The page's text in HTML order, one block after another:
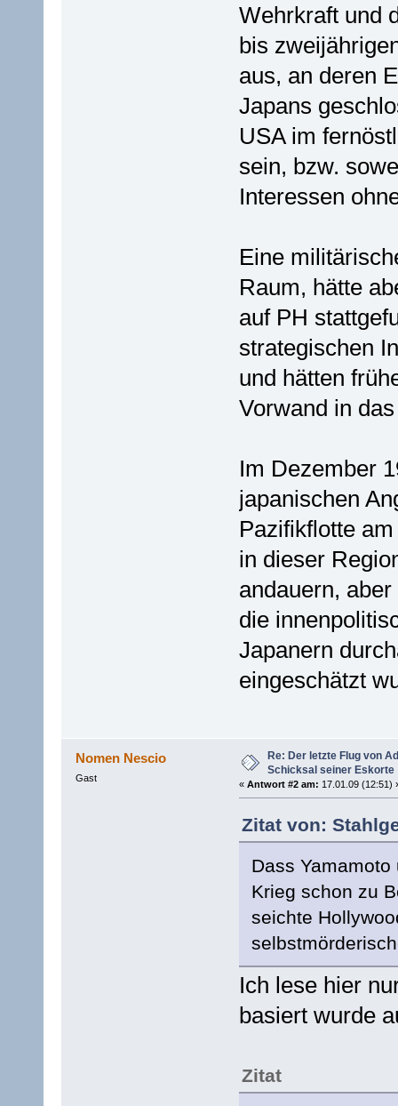
Wehrkraft und
bis
aus, an deren
Japans
USA im
sein, bzw.
Interessen
Eine
Raum, hätte
auf PH
strategischen
und hätten
Vorwand in
Im Dezember
japanischen
Pazifikflotte
in dieser
andauern,
die
Japanern
eingeschätzt
Nomen Nescio
Gast
Re: Der letzte Flug von
Schicksal seiner Eskorte
« Antwort #2 am: 17.01.09 (12:51)
Zitat von:
Dass
Krieg schon zu
seichte
Ich lese hier
basiert wurde
Zitat